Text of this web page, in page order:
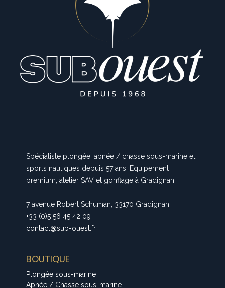
Spécialiste plongée, apnée / chasse sous-marine et
sports nautiques depuis 57 ans. Équipement
premium, atelier SAV et gonflage à Gradignan.
7 avenue Robert Schuman, 33170 Gradignan
+33 (0)5 56 45 42 09
contact@sub-ouest.fr
BOUTIQUE
Plongée sous-marine
Apnée / Chasse sous-marine